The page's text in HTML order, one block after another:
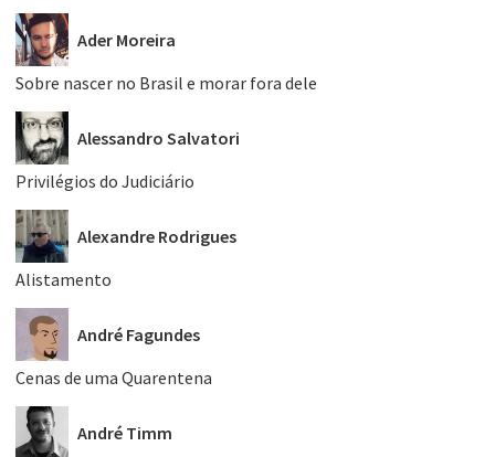
Ader Moreira
Sobre nascer no Brasil e morar fora dele
Alessandro Salvatori
Privilégios do Judiciário
Alexandre Rodrigues
Alistamento
André Fagundes
Cenas de uma Quarentena
André Timm